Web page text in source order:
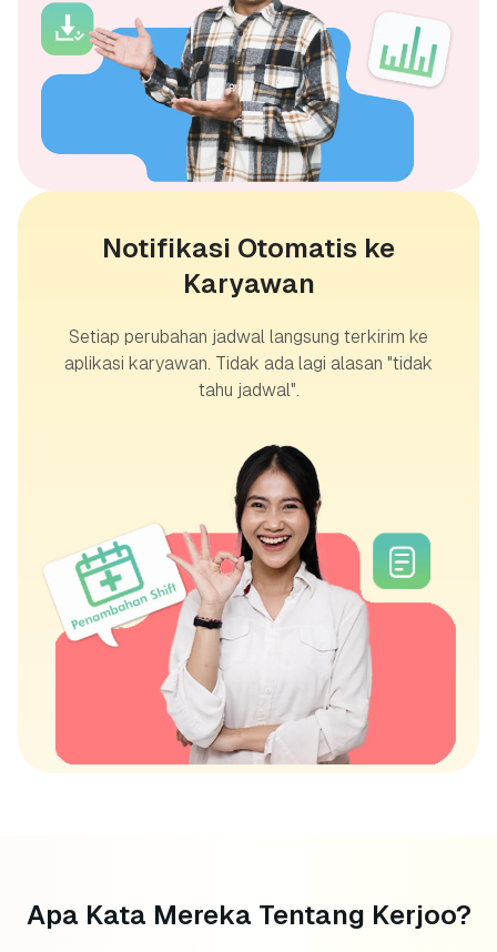
Notifikasi Otomatis ke
Karyawan
Setiap perubahan jadwal langsung terkirim ke
aplikasi karyawan. Tidak ada lagi alasan "tidak
tahu jadwal".
Apa Kata Mereka Tentang Kerjoo?